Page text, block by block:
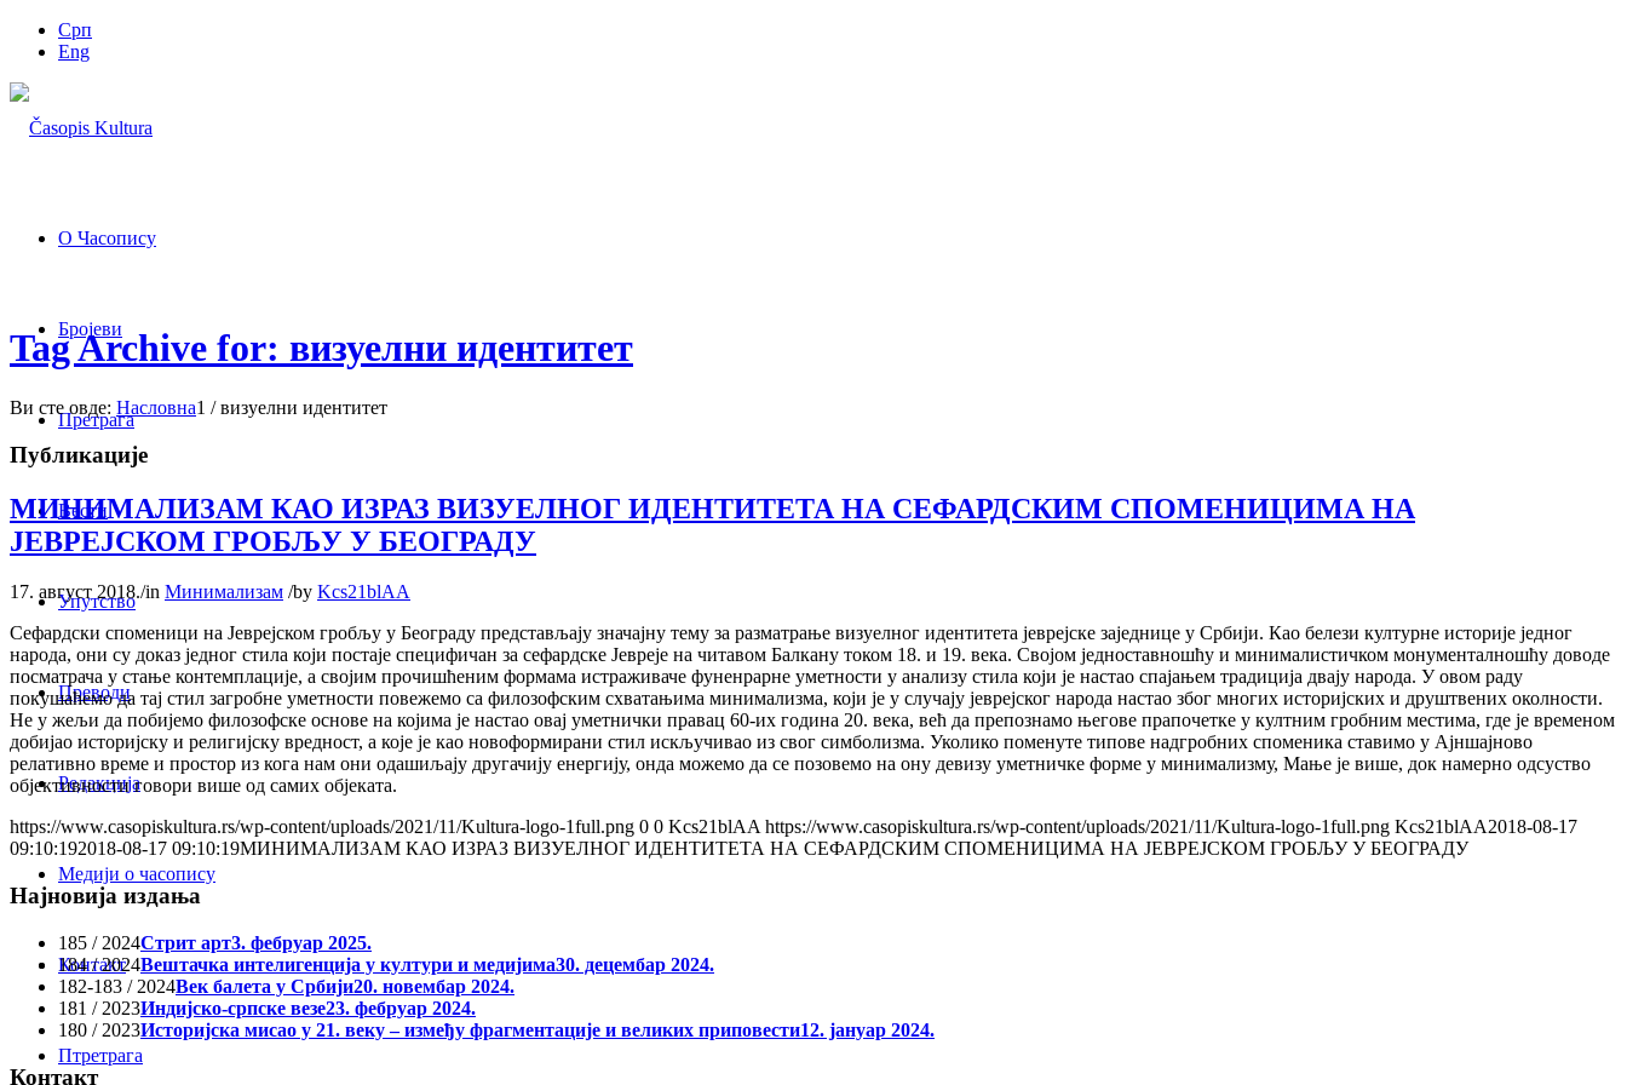
Срп
Eng
О Часопису
Бројеви
Претрага
Вести
Упутство
Преводи
Редакција
Медији о часопису
Контакт
Птретрага
Tag Archive for: визуелни идентитет
Ви сте овде: Насловна1 / визуелни идентитет
Публикације
МИНИМАЛИЗАМ КАО ИЗРАЗ ВИЗУЕЛНОГ ИДЕНТИТЕТА НА СЕФАРДСКИМ СПОМЕНИЦИМА НА
ЈЕВРЕЈСКОМ ГРОБЉУ У БЕОГРАДУ
17. август 2018./in Минимализам /by Kcs21blAA
Сефардски споменици на Јеврејском гробљу у Београду представљају значајну тему за разматрање визуелног идентитета jеврејске заједнице у Србији. Као белези културне историје једног
народа, они су доказ једног стила који постаје специфичан за сефардске Jевреје на читавом Балкану током 18. и 19. века. Својом једноставношћу и минималистичком монументалношћу доводе
посматрача у стање контемплације, а својим прочишћеним формама истраживаче фуненрарне уметности у анализу стила који је настао спајањем традиција двају народа. У овом раду
покушаћемо да тај стил загробне уметности повежемо са филозофским схватањима минимализма, који је у случају јеврејског народа настао због многих историјских и друштвених околности.
Не у жељи да побијемо филозофске основе на којима је настао овај уметнички правац 60-их година 20. века, већ да препознамо његове прапочетке у култним гробним местима, где је временом
добијао историјску и религијску вредност, а које је као новоформирани стил искључивао из свог симболизма. Уколико поменуте типове надгробних споменика ставимо у Ајншајново
релативно време и простор из кога нам они одашиљају другачију енергију, онда можемо да се позовемо на ону девизу уметничке форме у минимализму, Мање је више, док намерно одсуство
објективности говори више од самих објеката.
https://www.casopiskultura.rs/wp-content/uploads/2021/11/Kultura-logo-1full.png 0 0 Kcs21blAA https://www.casopiskultura.rs/wp-content/uploads/2021/11/Kultura-logo-1full.png Kcs21blAA2018-08-17
09:10:192018-08-17 09:10:19МИНИМАЛИЗАМ КАО ИЗРАЗ ВИЗУЕЛНОГ ИДЕНТИТЕТА НА СЕФАРДСКИМ СПОМЕНИЦИМА НА ЈЕВРЕЈСКОМ ГРОБЉУ У БЕОГРАДУ
Најновија издања
185 / 2024Стрит арт3. фебруар 2025.
184 / 2024Вештачка интелигенција у култури и медијима30. децембар 2024.
182-183 / 2024Век балета у Србији20. новембар 2024.
181 / 2023Индијско-српске везе23. фебруар 2024.
180 / 2023Историјска мисао у 21. веку – између фрагментације и великих приповести12. јануар 2024.
Контакт